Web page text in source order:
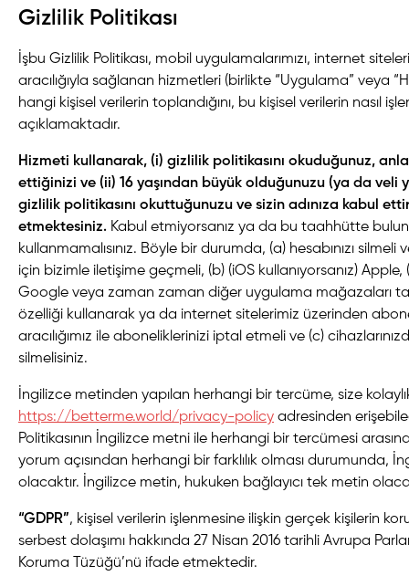
Gizlilik Politikası
İşbu Gizlilik Politikası, mobil uygulamalarımızı, internet
aracılığıyla sağlanan hizmetleri (birlikte “Uygulama” veya
hangi kişisel verilerin toplandığını, bu kişisel verilerin nasıl
açıklamaktadır.
Hizmeti kullanarak, (i) gizlilik politikasını okuduğunuz,
ettiğinizi ve (ii) 16 yaşından büyük olduğunuzu (ya da veli
gizlilik politikasını okuttuğunuzu ve sizin adınıza kabul
etmektesiniz. Kabul etmiyorsanız ya da bu taahhütte
kullanmamalısınız. Böyle bir durumda, (a) hesabınızı silmeli
için bizimle iletişime geçmeli, (b) (iOS kullanıyorsanız) Apple,
Google veya zaman zaman diğer uygulama mağazaları
özelliği kullanarak ya da internet sitelerimiz üzerinden
aracılığımız ile aboneliklerinizi iptal etmeli ve (c)
silmelisiniz.
İngilizce metinden yapılan herhangi bir tercüme, size
https://betterme.world/privacy-policy adresinden
Politikasının İngilizce metni ile herhangi bir tercümesi
yorum açısından herhangi bir farklılık olması durumunda,
olacaktır. İngilizce metin, hukuken bağlayıcı tek metin
“GDPR”, kişisel verilerin işlenmesine ilişkin gerçek kişilerin
serbest dolaşımı hakkında 27 Nisan 2016 tarihli Avrupa
Koruma Tüzüğü’nü ifade etmektedir.